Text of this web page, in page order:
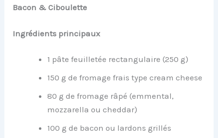
Bacon & Ciboulette
Ingrédients principaux
1 pâte feuilletée rectangulaire (250 g)
150 g de fromage frais type cream cheese
80 g de fromage râpé (emmental,
mozzarella ou cheddar)
100 g de bacon ou lardons grillés